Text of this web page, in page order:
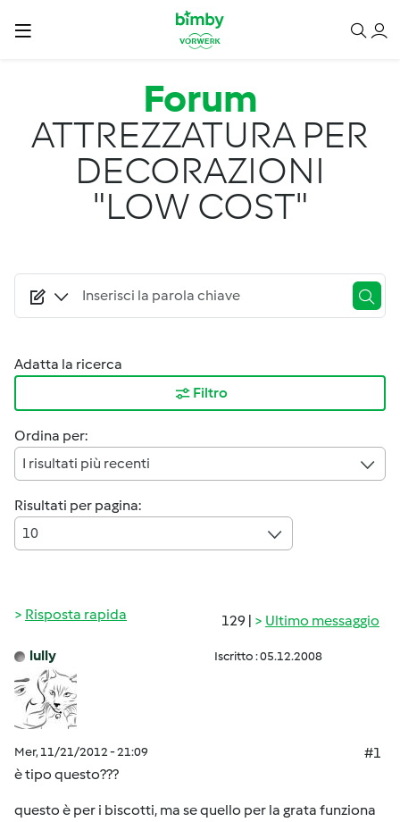
Salta al contenuto principale
Forum
ATTREZZATURA PER
DECORAZIONI
"LOW COST"
Adatta la ricerca
Filtro
Ordina per:
I risultati più recenti
Risultati per pagina:
10
129 | Ultimo messaggio
Risposta rapida
lully Iscritto : 05.12.2008
Mer, 11/21/2012 - 21:09
#1
è tipo questo???
questo è per i biscotti, ma se quello per la grata funziona